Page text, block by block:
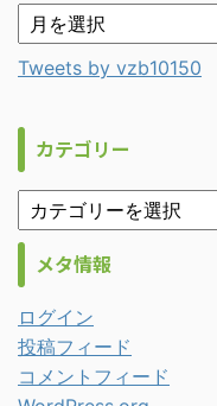
Tweets by vzb10150
カテゴリー
メタ情報
ログイン
投稿フィード
コメントフィード